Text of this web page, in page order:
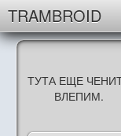
TRAMBROID
ТУТА ЕЩЕ
ВЛЕПИМ.